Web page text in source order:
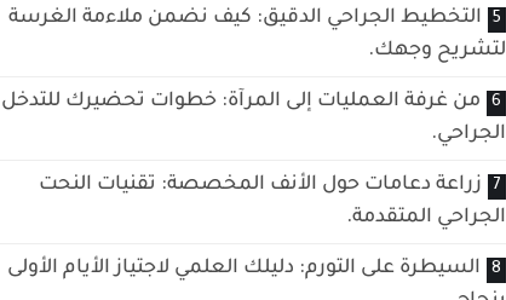
التخطيط الجراحي الدقيق: كيف نضمن ملاءمة الغرسة
لتشريح وجهك.
من غرفة العمليات إلى المرآة: خطوات تحضيرك للتدخل
الجراحي.
زراعة دعامات حول الأنف المخصصة: تقنيات النحت
الجراحي المتقدمة.
السيطرة على التورم: دليلك العلمي لاجتياز الأيام الأولى